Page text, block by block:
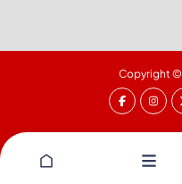
Copyright ©